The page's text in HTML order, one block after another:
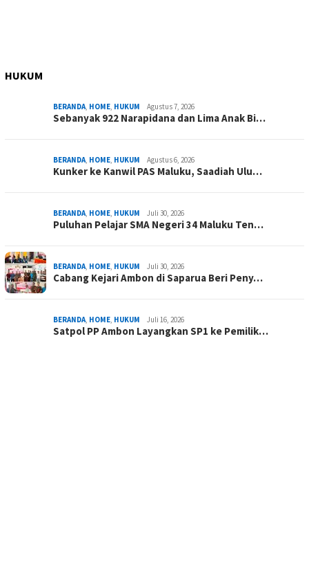
HUKUM
BERANDA HOME HUKUM Agustus 7, 2026
Sebanyak 922 Narapidana dan Lima Anak Bi…
BERANDA HOME HUKUM Agustus 6, 2026
Kunker ke Kanwil PAS Maluku, Saadiah Ulu…
BERANDA HOME HUKUM Juli 30, 2026
Puluhan Pelajar SMA Negeri 34 Maluku Ten…
BERANDA HOME HUKUM Juli 30, 2026
Cabang Kejari Ambon di Saparua Beri Peny…
BERANDA HOME HUKUM Juli 16, 2026
Satpol PP Ambon Layangkan SP1 ke Pemilik…